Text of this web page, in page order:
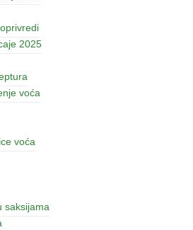
2025
voća
voća
saksijama